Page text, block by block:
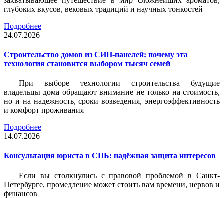
глубоких вкусов, вековых традиций и научных тонкостей
Подробнее
24.07.2026
Строительство домов из СИП-панелей: почему эта
технология становится выбором тысяч семей
При выборе технологии строительства будущие
владельцы дома обращают внимание не только на стоимость,
но и на надежность, сроки возведения, энергоэффективность
и комфорт проживания
Подробнее
14.07.2026
Консультация юриста в СПБ: надёжная защита интересов
Если вы столкнулись с правовой проблемой в Санкт-
Петербурге, промедление может стоить вам времени, нервов и
финансов